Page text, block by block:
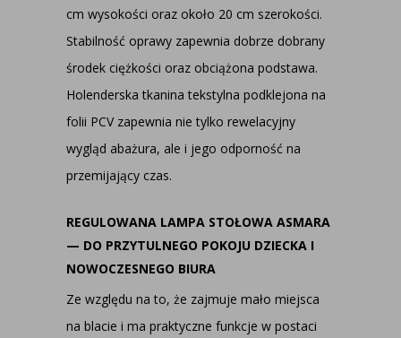
cm wysokości oraz około 20 cm szerokości.
Stabilność oprawy zapewnia dobrze dobrany
środek ciężkości oraz obciążona podstawa.
Holenderska tkanina tekstylna podklejona na
folii PCV zapewnia nie tylko rewelacyjny
wygląd abażura, ale i jego odporność na
przemijający czas.
REGULOWANA LAMPA STOŁOWA ASMARA
— DO PRZYTULNEGO POKOJU DZIECKA I
NOWOCZESNEGO BIURA
Ze względu na to, że zajmuje mało miejsca
na blacie i ma praktyczne funkcje w postaci